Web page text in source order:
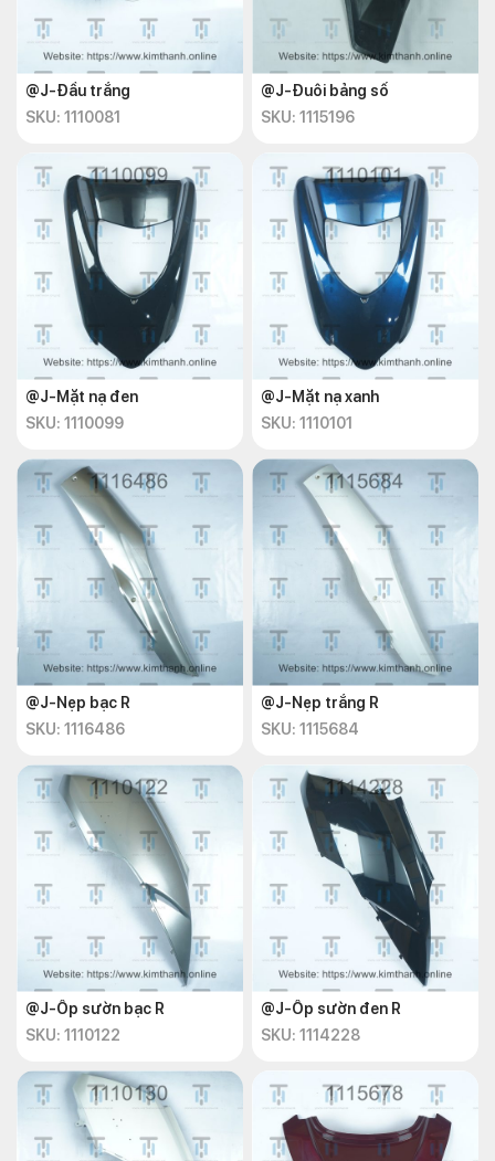
@J-Đầu trắng
SKU: 1110081
@J-Đuôi bảng số
SKU: 1115196
@J-Mặt nạ đen
SKU: 1110099
@J-Mặt nạ xanh
SKU: 1110101
@J-Nẹp bạc R
SKU: 1116486
@J-Nẹp trắng R
SKU: 1115684
@J-Ốp sườn bạc R
SKU: 1110122
@J-Ốp sườn đen R
SKU: 1114228